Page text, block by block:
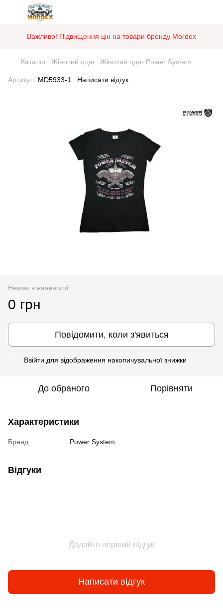
Важливо! Підвищення цін на товари бренду Mordex
Каталог Жіночий одяг Жіночий одяг Power System
Артикул: MD5933-1 Написати відгук
Немає в наявності
0 грн
Повідомити, коли з'явиться
Ввійти для відображення накопичувальної знижки
До обраного Порівняти
Характеристики
Бренд Power System
Відгуки
Додайте перший відгук
Написати відгук